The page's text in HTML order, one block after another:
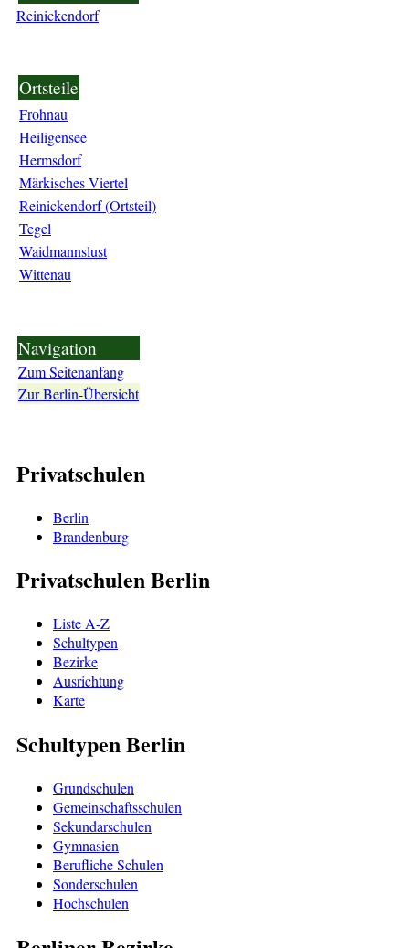
Reinickendorf
Ortsteile
Frohnau
Heiligensee
Hermsdorf
Märkisches Viertel
Reinickendorf (Ortsteil)
Tegel
Waidmannslust
Wittenau
Navigation
Zum Seitenanfang
Zur Berlin-Übersicht
Privatschulen
Berlin
Brandenburg
Privatschulen Berlin
Liste A-Z
Schultypen
Bezirke
Ausrichtung
Karte
Schultypen Berlin
Grundschulen
Gemeinschaftsschulen
Sekundarschulen
Gymnasien
Berufliche Schulen
Sonderschulen
Hochschulen